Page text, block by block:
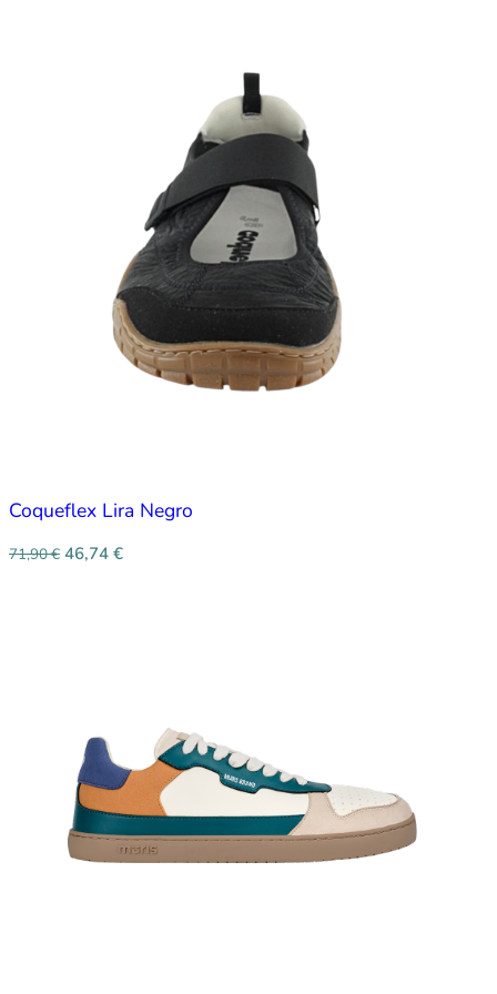
Coqueflex Lira Negro
71,90€ 46,74 €